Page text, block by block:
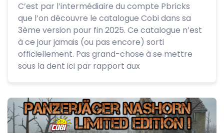
C’est par l’intermédiaire du compte Pbricks
que l’on découvre le catalogue Cobi dans sa
3ème version pour fin 2025. Ce catalogue n’est
à ce jour jamais (ou pas encore) sorti
officiellement. Pas grand-chose à se mettre
sous la dent ici par rapport aux